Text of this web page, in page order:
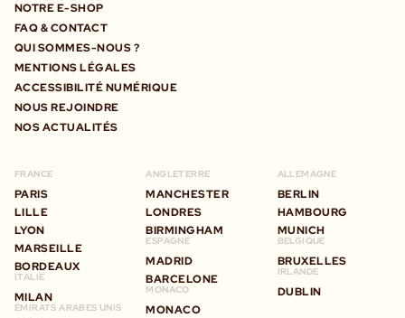
NOTRE E-SHOP
FAQ & CONTACT
QUI SOMMES-NOUS ?
MENTIONS LÉGALES
ACCESSIBILITÉ NUMÉRIQUE
NOUS REJOINDRE
NOS ACTUALITÉS
FRANCE
PARIS
LILLE
LYON
MARSEILLE
BORDEAUX
ITALIE
MILAN
ÉMIRATS ARABES UNIS
ANGLETERRE
MANCHESTER
LONDRES
BIRMINGHAM
ESPAGNE
MADRID
BARCELONE
MONACO
MONACO
ALLEMAGNE
BERLIN
HAMBOURG
MUNICH
BELGIQUE
BRUXELLES
IRLANDE
DUBLIN